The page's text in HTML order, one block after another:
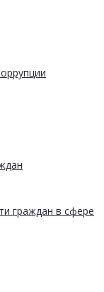
граждан в сфере